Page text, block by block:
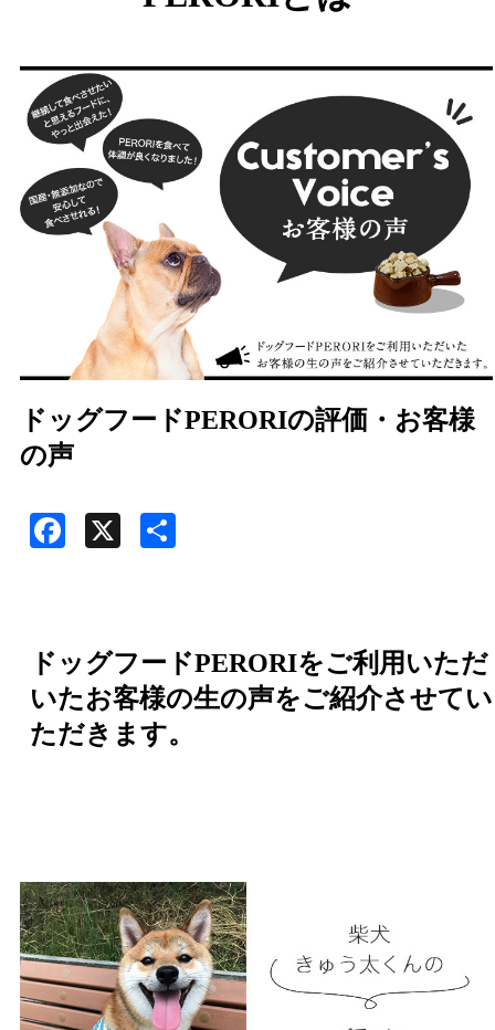
ドッグフードPERORIの評価・お客様
の声
Facebook
ドッグフードPERORIをご利用いただ
いたお客様の生の声をご紹介させてい
ただきます。